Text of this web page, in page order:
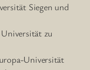
Siegen und
zu
Universität